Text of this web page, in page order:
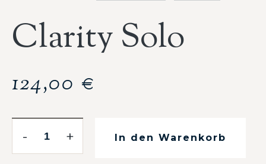
Clarity Solo
124,00 €
- + In den Warenkorb